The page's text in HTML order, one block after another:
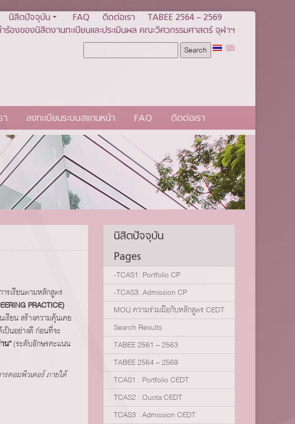
นิสิตปัจจุบัน FAQ ติดต่อเรา
TABEE 2564 – 2569
ร้องของนิสิตงานทะเบียนและประเมินผล คณะวิศวกรรมศาสตร์ จุฬาฯ
ลงทะเบียนระบบสแกนหน้า FAQ ติดต่อเรา
รเรียนตามหลักสูตร
PRACTICE)
รียน สร้างความคุ้นเคย
ป็นอย่างดี ก่อนที่จะ
น”(ระดับอักษรคะแนน
รคอมพิวเตอร์ ภายใต้
นิสิตปัจจุบัน
Pages
-TCAS1: Portfolio CP
-TCAS3: Admission CP
MOU ความร่วมมือกับหลักสูตร CEDT
Search Results
TABEE 2561 – 2563
TABEE 2564 – 2569
TCAS1 : Portfolio CEDT
TCAS2 : Quota CEDT
TCAS3 : Admission CEDT